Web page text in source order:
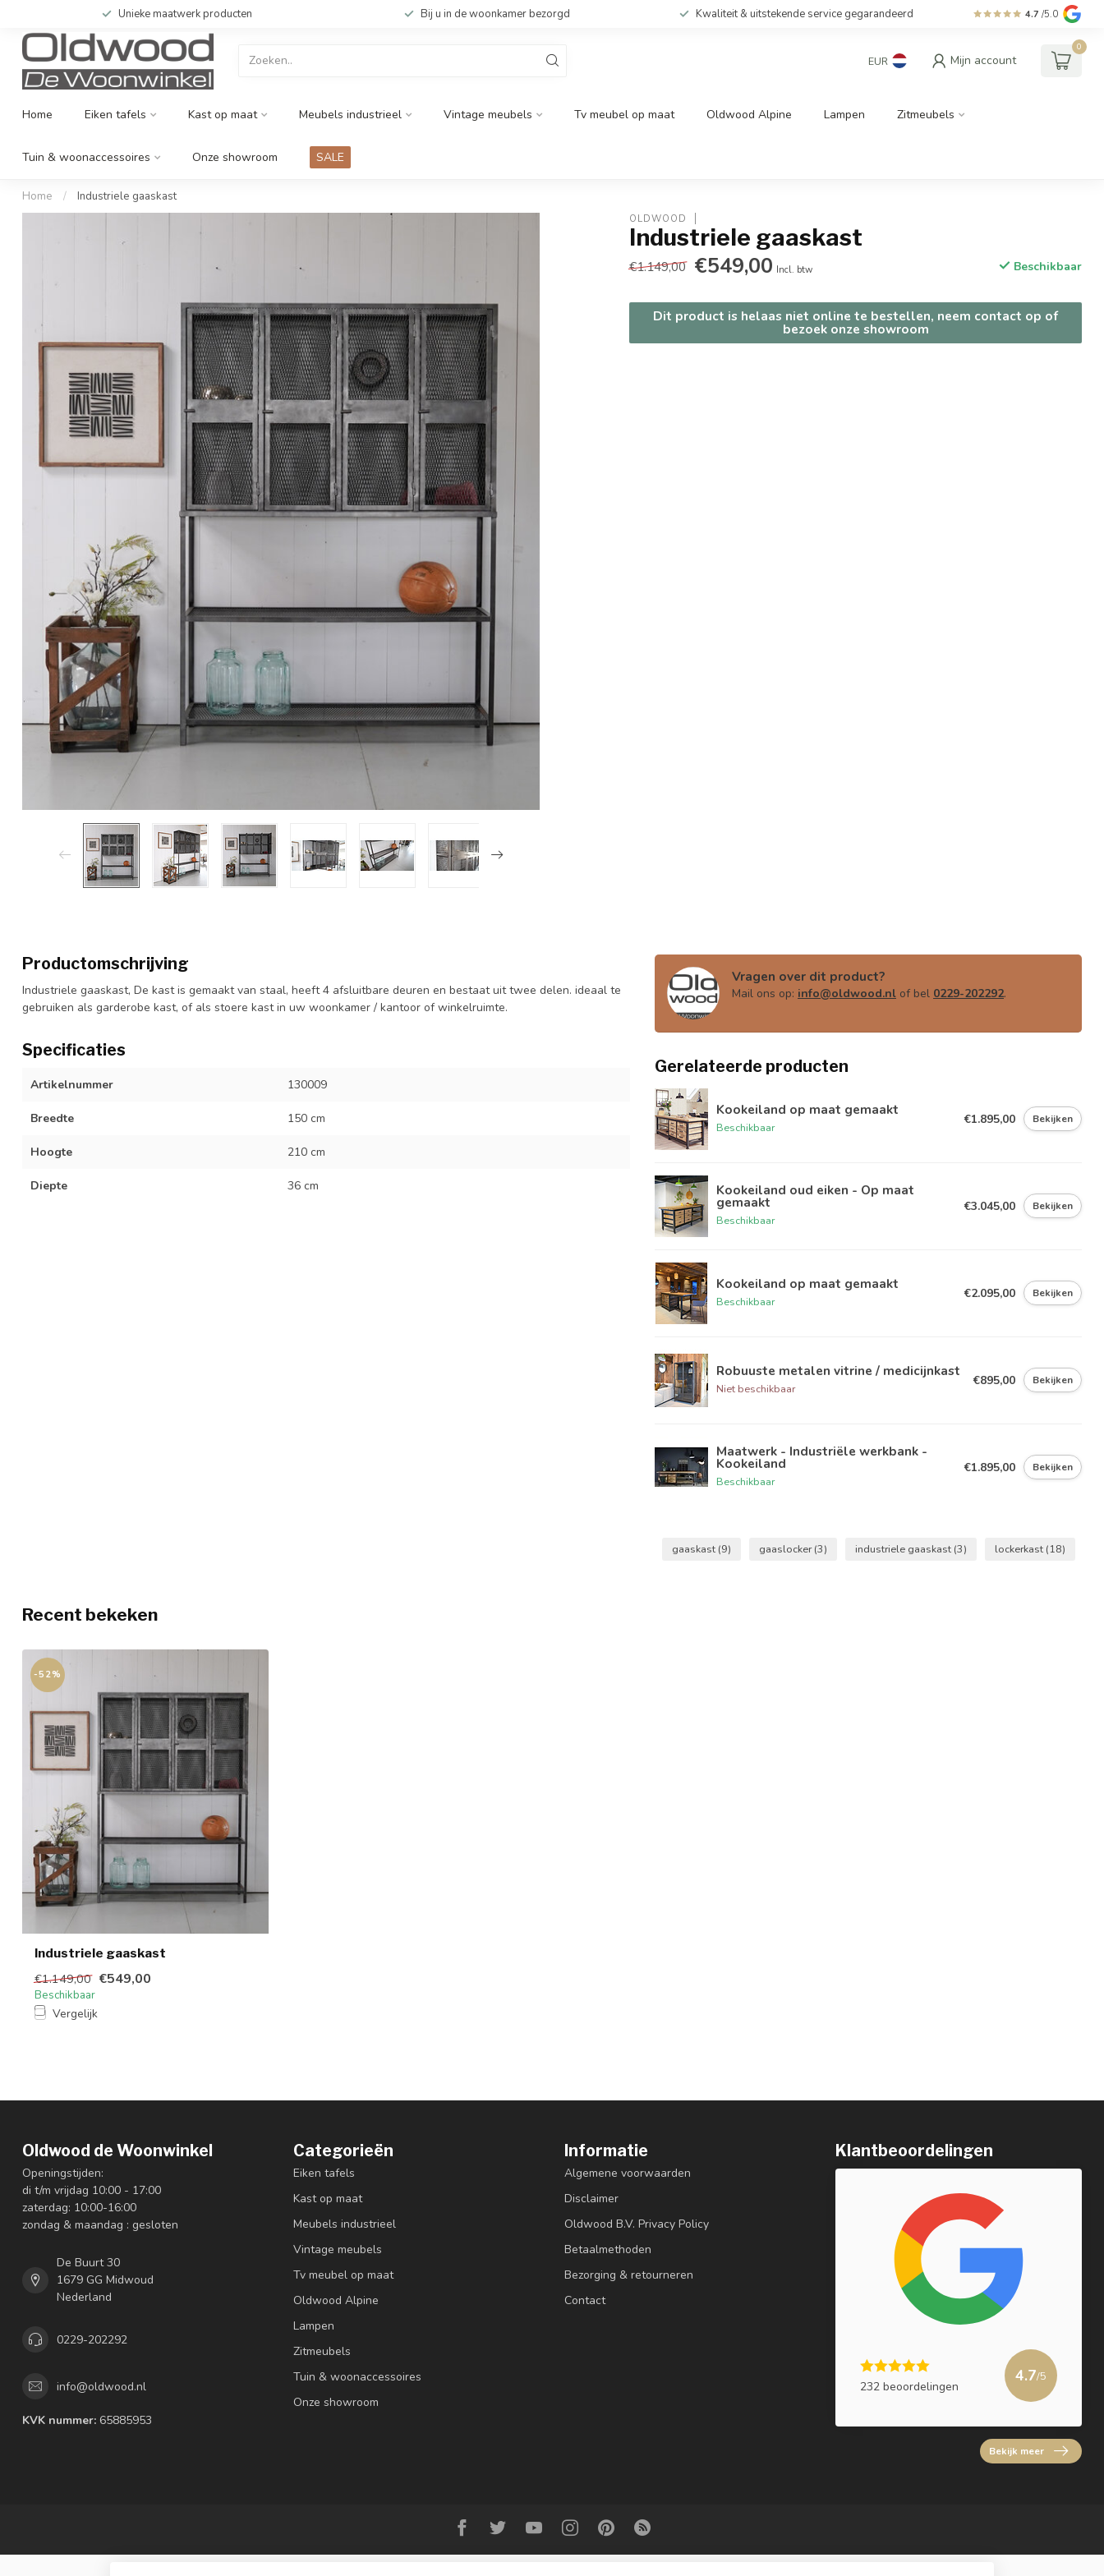
Unieke maatwerk producten Bij u in de woonkamer bezorgd Kwaliteit & uitstekende service gegarandeerd 4.7 /5.0
EUR Mijn account
0
Home Eiken tafels Kast op maat Meubels industrieel Vintage meubels Tv meubel op maat Oldwood Alpine Lampen Zitmeubels
Tuin & woonaccessoires Onze showroom SALE
Home / Industriele gaaskast
OLDWOOD
Industriele gaaskast
€1.149,00 €549,00 Incl. btw Beschikbaar
Dit product is helaas niet online te bestellen, neem contact op of
bezoek onze showroom
Productomschrijving
Industriele gaaskast, De kast is gemaakt van staal, heeft 4 afsluitbare deuren en bestaat uit twee delen. ideaal te
gebruiken als garderobe kast, of als stoere kast in uw woonkamer / kantoor of winkelruimte.
Specificaties
Artikelnummer 130009
Breedte 150 cm
Hoogte 210 cm
Diepte 36 cm
Vragen over dit product?
Mail ons op: info@oldwood.nl of bel 0229-202292.
Gerelateerde producten
Kookeiland op maat gemaakt
Beschikbaar
€1.895,00 Bekijken
Kookeiland oud eiken - Op maat
gemaakt
Beschikbaar
€3.045,00 Bekijken
Kookeiland op maat gemaakt
Beschikbaar
€2.095,00 Bekijken
Robuuste metalen vitrine / medicijnkast
Niet beschikbaar
€895,00 Bekijken
Maatwerk - Industriële werkbank -
Kookeiland
Beschikbaar
€1.895,00 Bekijken
gaaskast (9) gaaslocker(3) industriele gaaskast (3) lockerkast (18)
Recent bekeken
-52%
Industriele gaaskast
€1.149,00 €549,00
Beschikbaar
Vergelijk
Oldwood de Woonwinkel
Openingstijden:
di t/m vrijdag 10:00 - 17:00
zaterdag: 10:00-16:00
zondag & maandag : gesloten
De Buurt 30
1679 GG Midwoud
Nederland
0229-202292
info@oldwood.nl
KVK nummer: 65885953
Categorieën
Eiken tafels
Kast op maat
Meubels industrieel
Vintage meubels
Tv meubel op maat
Oldwood Alpine
Lampen
Zitmeubels
Tuin & woonaccessoires
Onze showroom
Informatie
Algemene voorwaarden
Disclaimer
Oldwood B.V. Privacy Policy
Betaalmethoden
Bezorging & retourneren
Contact
Klantbeoordelingen
232 beoordelingen
4.7/5
Bekijk meer